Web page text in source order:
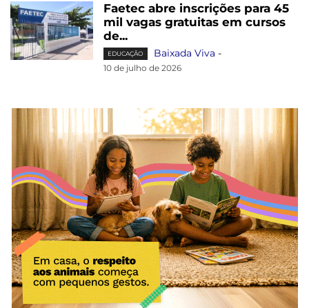
Faetec abre inscrições para 45
mil vagas gratuitas em cursos
de...
EDUCAÇÃO Baixada Viva -
10 de julho de 2026